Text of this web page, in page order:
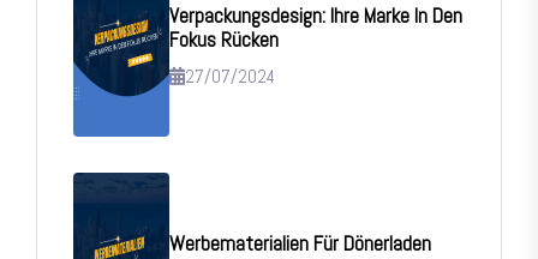
Verpackungsdesign: Ihre Marke In Den
Fokus Rücken
27/07/2024
Werbematerialien Für Dönerladen